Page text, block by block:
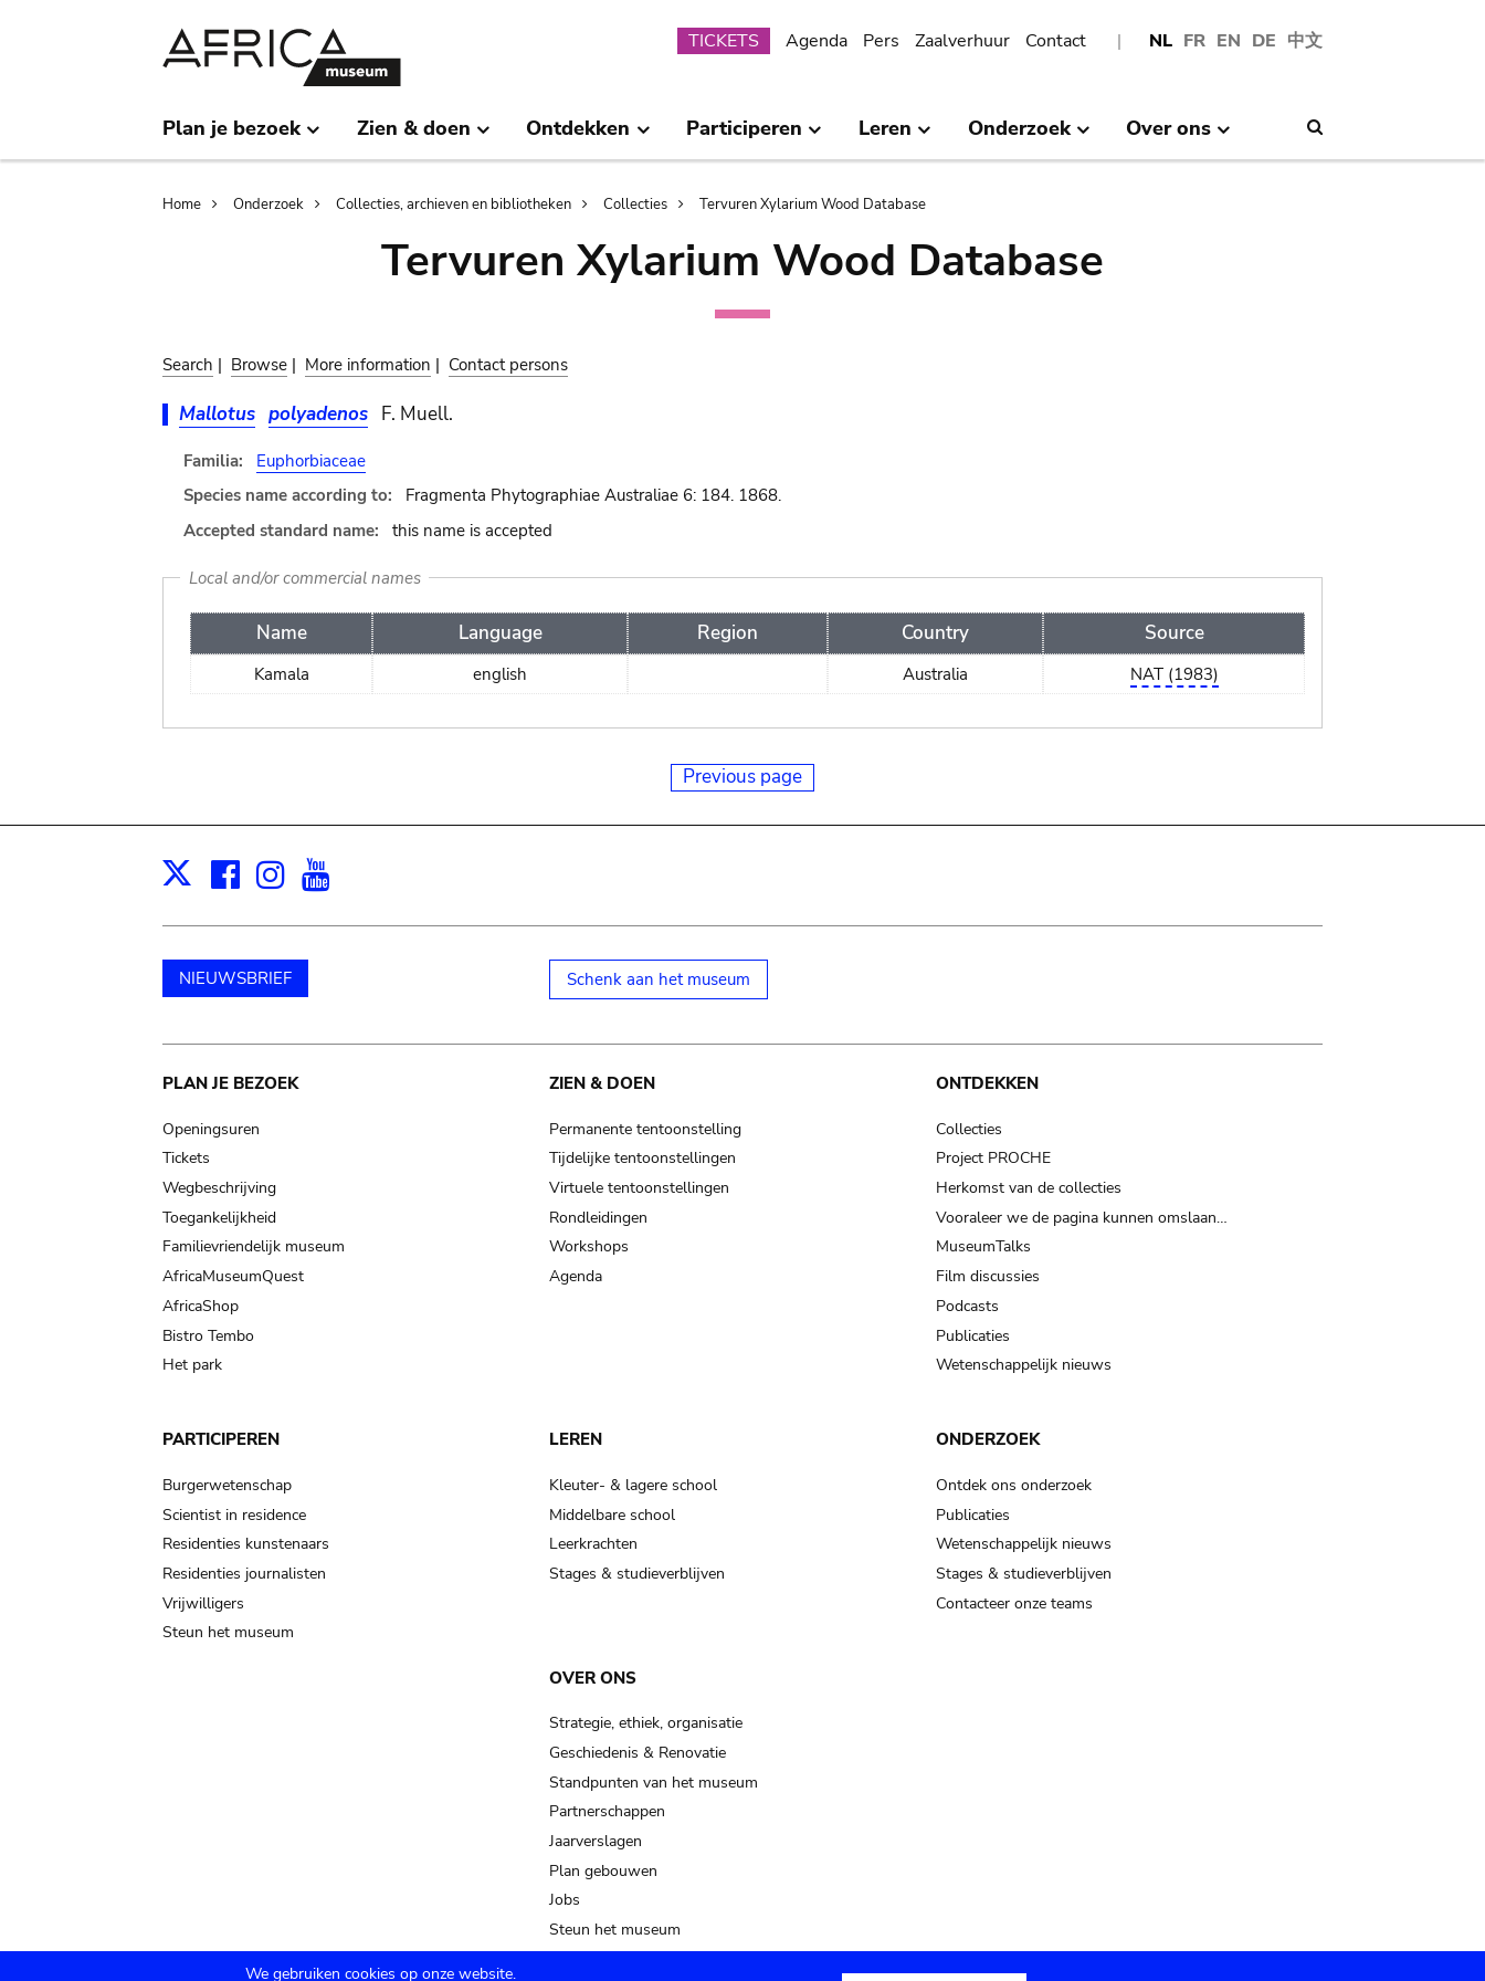
NL FR EN DE 中文
Submenu
TICKETS Agenda Pers Zaalverhuur Contact
Plan je bezoek Zien & doen Ontdekken Participeren Leren Onderzoek Over ons
Breadcrumb
Home Onderzoek Collecties, archieven en bibliotheken Collecties Tervuren Xylarium Wood Database
Tervuren Xylarium Wood Database
Search | Browse | More information | Contact persons
Mallotus polyadenos F. Muell.
Familia:
Euphorbiaceae
Species name according to:
Fragmenta Phytographiae Australiae 6: 184. 1868.
Accepted standard name:
this name is accepted
Local and/or commercial names
Name Language Region Country Source
Kamala english Australia NAT (1983)
Previous page
X Facebook
Instagram
NIEUWSBRIEF Schenk aan het museum
Main
navigation
PLAN JE BEZOEK
Openingsuren
Tickets
Wegbeschrijving
Toegankelijkheid
Familievriendelijk museum
AfricaMuseumQuest
AfricaShop
Bistro Tembo
Het park
ZIEN & DOEN
Permanente tentoonstelling
Tijdelijke tentoonstellingen
Virtuele tentoonstellingen
Rondleidingen
Workshops
Agenda
ONTDEKKEN
Collecties
Project PROCHE
Herkomst van de collecties
Vooraleer we de pagina kunnen omslaan…
MuseumTalks
Film discussies
Podcasts
Publicaties
Wetenschappelijk nieuws
PARTICIPEREN
Burgerwetenschap
Scientist in residence
Residenties kunstenaars
Residenties journalisten
Vrijwilligers
Steun het museum
LEREN
Kleuter- & lagere school
Middelbare school
Leerkrachten
Stages & studieverblijven
ONDERZOEK
Ontdek ons onderzoek
Publicaties
Wetenschappelijk nieuws
Stages & studieverblijven
Contacteer onze teams
OVER ONS
Strategie, ethiek, organisatie
Geschiedenis & Renovatie
Standpunten van het museum
Partnerschappen
Jaarverslagen
Plan gebouwen
Jobs
Steun het museum
We gebruiken cookies op onze website.